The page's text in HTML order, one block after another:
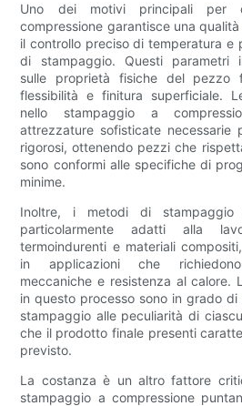
Uno dei motivi principali per
compressione garantisce una
il controllo preciso di temperatura e
di stampaggio. Questi parametri
sulle proprietà fisiche del pezzo
flessibilità e finitura superficiale.
nello stampaggio a
attrezzature sofisticate necessarie
rigorosi, ottenendo pezzi che
sono conformi alle specifiche di
minime.
Inoltre, i metodi di stampaggio
particolarmente adatti alla
termoindurenti e materiali
in applicazioni che
meccaniche e resistenza al calore.
in questo processo sono in grado
stampaggio alle peculiarità di
che il prodotto finale presenti
previsto.
La costanza è un altro fattore
stampaggio a compressione